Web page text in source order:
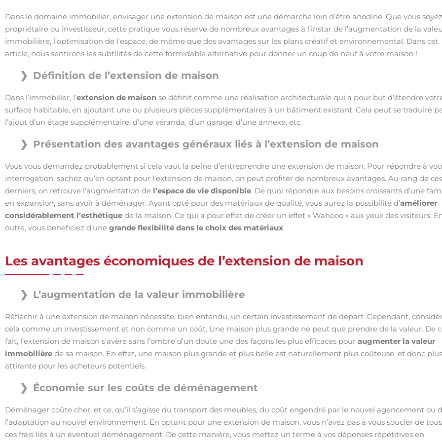
Dans le domaine immobilier, envisager une extension de maison est une démarche loin d’être anodine. Que vous soyez
propriétaire ou investisseur, cette pratique vous réserve de nombreux avantages à l’instar de l’augmentation de la
immobilière, l’optimisation de l’espace, de même que des avantages sur les plans créatif et environnemental. Dans cet
article, nous sentirons les subtilités de cette formidable alternative pour donner un coup de neuf à votre maison !
Définition de l’extension de maison
Dans l’immobilier, l’extension de maison se définit comme une réalisation architecturale qui a pour but d’étendre
surface habitable, en ajoutant une ou plusieurs pièces supplémentaires à un bâtiment existant. Cela peut se traduire
l’ajout d’un étage supplémentaire, d’une véranda, d’un garage, d’une annexe, etc.
Présentation des avantages généraux liés à l’extension de maison
Vous vous demandez probablement si cela vaut la peine d’entreprendre une extension de maison. Pour répondre à
interrogation, sachez qu’en optant pour l’extension de maison, on peut profiter de nombreux avantages. Au rang de ces
derniers, on retrouve l’augmentation de l’espace de vie disponible. De quoi répondre aux besoins croissants d’une
en expansion, sans avoir à déménager. Ayant opté pour des matériaux de qualité, vous aurez la possibilité d’améliorer
considérablement l’esthétique de la maison. Ce qui a pour effet de créer un effet « Wahooo » aux yeux des visiteurs.
outre, vous beneficiez d’une grande flexibilité dans le choix des matériaux.
Les avantages économiques de l’extension de maison
L’augmentation de la valeur immobilière
Réfléchir à une extension de maison nécessite, bien entendu, un certain investissement de départ. Cependant,
cela comme un investissement et non comme un coût. Une maison plus grande ne peut que prendre de la valeur. De
fait, l’extension de maison s’avère sans l’ombre d’un doute une des façons les plus efficaces pour augmenter la valeur
immobilière de sa maison. En effet, une maison plus grande et plus belle est naturellement plus coûteuse, et donc plus
attirante pour les acheteurs potentiels.
Économie sur les coûts de déménagement
Déménager coûte cher, et ce, qu’il s’agisse du transport des meubles, du coût engendré par le nouvel agencement ou
l’adaptation au nouvel environnement. En optant pour une extension de maison, vous n’avez pas à vous soucier de tous
ces frais liés à un éventuel déménagement. De cette manière, vous mettez un terme à vos dépenses répétitives en